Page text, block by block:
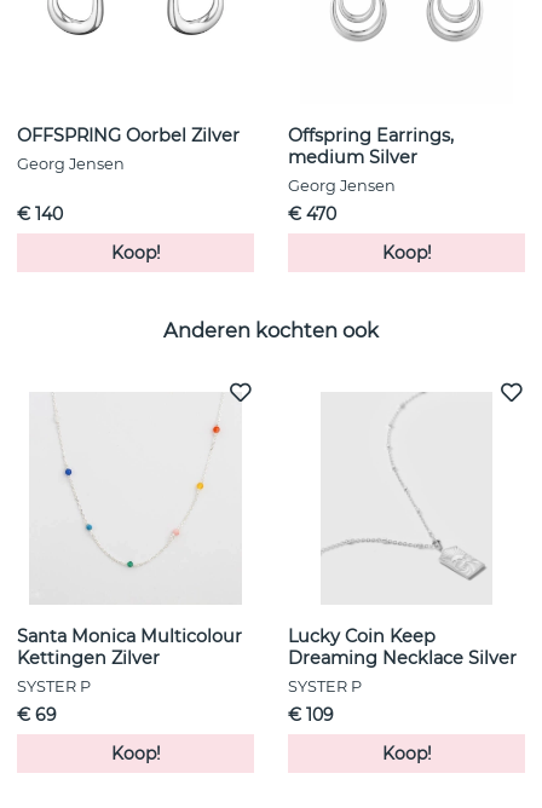
OFFSPRING Oorbel Zilver
Georg Jensen
€ 140
Koop!
Offspring Earrings,
medium Silver
Georg Jensen
€ 470
Koop!
Anderen kochten ook
Santa Monica Multicolour
Kettingen Zilver
SYSTER P
€ 69
Koop!
Lucky Coin Keep
Dreaming Necklace Silver
SYSTER P
€ 109
Koop!